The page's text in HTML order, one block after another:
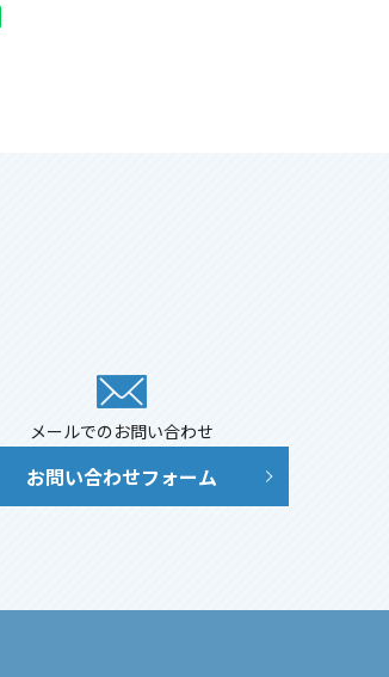
メールでのお問い合わせ
お問い合わせフォーム